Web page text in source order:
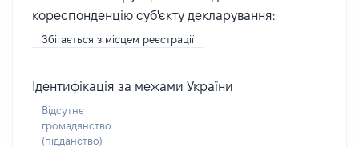
кореспонденцію суб'єкту декларування:
Збігається з місцем реєстрації
Ідентифікація за межами України
Відсутнє
громадянство
(підданство)